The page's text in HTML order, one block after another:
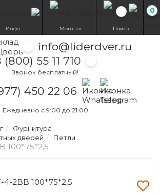
info@liderdver.ru
(800) 55 11 710
Звонок бесплатный!
450 22 06
Написать на
Написать на
Ежедневно с 9:00 до 21:00
0
Инфо Монтаж Поиск
Фурнитура
дверей
Петли
100*75*2,5